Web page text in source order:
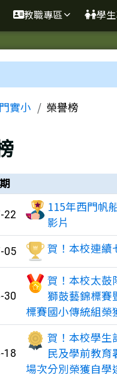
學
教職專區 學
區域
實小 榮譽榜
22
115年西門帆
影片
05 賀！本校連續
30
賀！本校太鼓
獅鼓藝錦標賽
標賽國小傳統組榮
18
賀！本校學生
民及學前教育
場次分別榮獲自學